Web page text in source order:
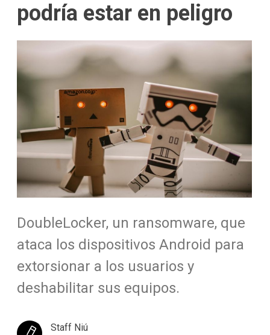
podría estar en peligro
DoubleLocker, un ransomware, que
ataca los dispositivos Android para
extorsionar a los usuarios y
deshabilitar sus equipos.
Staff Niú